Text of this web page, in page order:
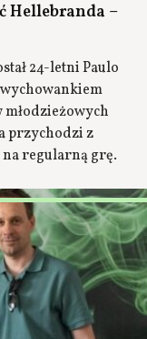
Hellebranda –
24-letni Paulo
młodzieżowych
przychodzi z
na regularną grę.